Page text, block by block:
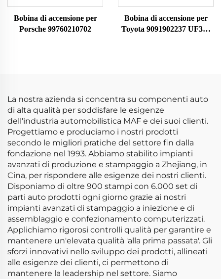
Bobina di accensione per
Porsche 99760210702
Bobina di accensione per
Toyota 9091902237 UF323
La nostra azienda si concentra su componenti auto
di alta qualità per soddisfare le esigenze
dell'industria automobilistica MAF e dei suoi clienti.
Progettiamo e produciamo i nostri prodotti
secondo le migliori pratiche del settore fin dalla
fondazione nel 1993. Abbiamo stabilito impianti
avanzati di produzione e stampaggio a Zhejiang, in
Cina, per rispondere alle esigenze dei nostri clienti.
Disponiamo di oltre 900 stampi con 6.000 set di
parti auto prodotti ogni giorno grazie ai nostri
impianti avanzati di stampaggio a iniezione e di
assemblaggio e confezionamento computerizzati.
Applichiamo rigorosi controlli qualità per garantire e
mantenere un'elevata qualità 'alla prima passata'. Gli
sforzi innovativi nello sviluppo dei prodotti, allineati
alle esigenze dei clienti, ci permettono di
mantenere la leadership nel settore. Siamo